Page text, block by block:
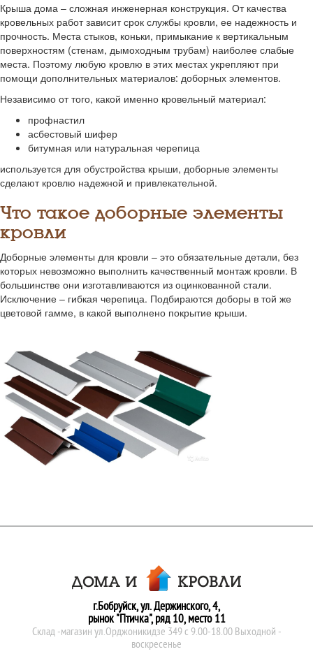
Крыша дома – сложная инженерная конструкция. От качества
кровельных работ зависит срок службы кровли, ее надежность и
прочность. Места стыков, коньки, примыкание к вертикальным
поверхностям (стенам, дымоходным трубам) наиболее слабые
места. Поэтому любую кровлю в этих местах укрепляют при
помощи дополнительных материалов: доборных элементов.
Независимо от того, какой именно кровельный материал:
профнастил
асбестовый шифер
битумная или натуральная черепица
используется для обустройства крыши, доборные элементы
сделают кровлю надежной и привлекательной.
Что такое доборные элементы
кровли
Доборные элементы для кровли – это обязательные детали, без
которых невозможно выполнить качественный монтаж кровли. В
большинстве они изготавливаются из оцинкованной стали.
Исключение – гибкая черепица. Подбираются доборы в той же
цветовой гамме, в какой выполнено покрытие крыши.
г.Бобруйск, ул. Держинского, 4,
рынок "Птичка", ряд 10, место 11
Склад -магазин ул.Орджоникидзе 349 с 9.00-18.00 Выходной -
воскресенье